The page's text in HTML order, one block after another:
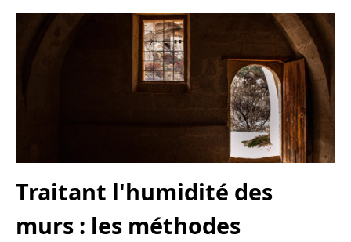
Traitant l'humidité des
murs : les méthodes